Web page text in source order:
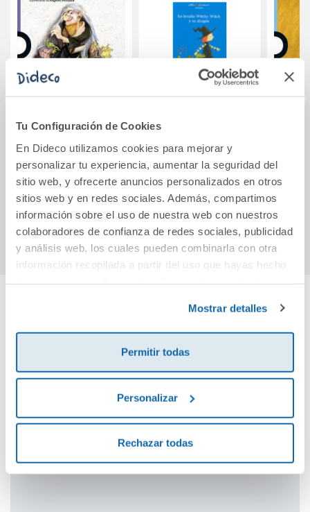
Tu Configuración de Cookies
En Dideco utilizamos cookies para mejorar y
personalizar tu experiencia, aumentar la seguridad del
sitio web, y ofrecerte anuncios personalizados en otros
sitios web y en redes sociales. Además, compartimos
información sobre el uso de nuestra web con nuestros
colaboradores de confianza de redes sociales, publicidad
y análisis web, los cuales pueden combinarla con otra
información recopilada a partir del uso que hayas hecho
Mostrar detalles
Permitir todas
Personalizar
Rechazar todas
grumos
11,85€
Comprar
Witch y su dragón
9,50€
Comprar
Cuéntanos tu opinión
¡Sé el primero en valorar este producto!